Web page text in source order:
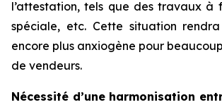
l’attestation, tels que des travaux à
spéciale, etc. Cette situation
encore plus anxiogène pour
de vendeurs.
Nécessité d’une harmonisation